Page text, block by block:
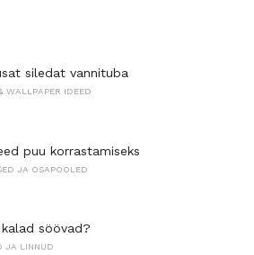
siledat vannituba
WALLPAPER IDEED
puu korrastamiseks
JA OSAPOOLED
söövad?
JA LINNUD